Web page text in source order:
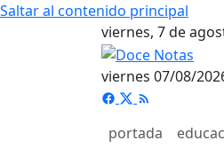
Saltar al contenido principal
viernes, 7 de
viernes 07/08/
portada